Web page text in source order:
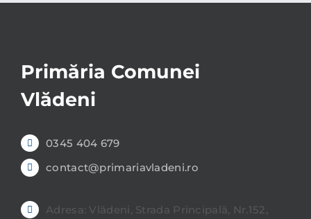
Primăria Comunei
Vlădeni
0345 404 679
contact@primariavladeni.ro
Adresa: Vlădeni, Strada Principală, Nr.152,